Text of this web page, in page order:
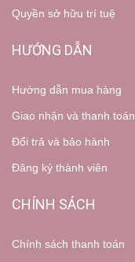
Quyền sở hữu trí tuệ
HƯỚNG DẪN
Hướng dẫn mua hàng
Giao nhận và thanh toán
Đổi trả và bảo hành
Đăng ký thành viên
CHÍNH SÁCH
Chính sách thanh toán